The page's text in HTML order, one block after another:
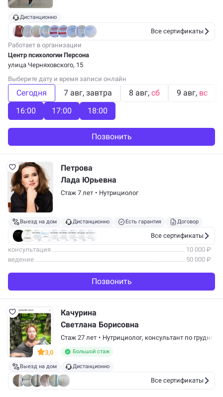
Дистанционно
Все сертификаты
Работает в организации
Центр психологии Персона
улица Черняховского, 15
Выберите дату и время записи онлайн
Сегодня 7 авг завтра 8 авг сб 9 авг вс
16:00
17:00 18:00
Позвонить
Петрова
Лада Юрьевна
Стаж 7 лет • Нутрициолог
Выезд на дом Дистанционно Есть гарантия Договор
Все сертификаты
консультация
10 000 ₽
ведение
50 000 ₽
Позвонить
3,0
Качурина
Светлана Борисовна
Стаж 27 лет • Нутрициолог, консультант по
Большой стаж
Выезд на дом Дистанционно
Все сертификаты